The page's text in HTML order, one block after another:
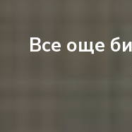
Все още